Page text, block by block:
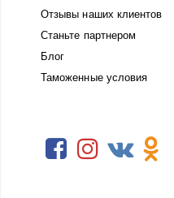
Отзывы наших клиентов
Станьте партнером
Блог
Таможенные условия